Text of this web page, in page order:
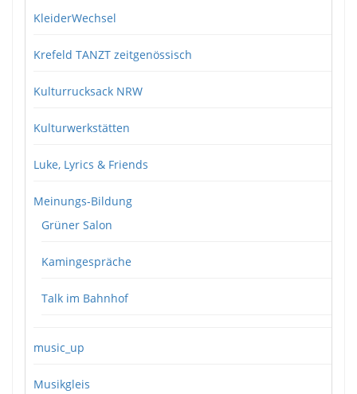
KleiderWechsel
Krefeld TANZT zeitgenössisch
Kulturrucksack NRW
Kulturwerkstätten
Luke, Lyrics & Friends
Meinungs-Bildung
Grüner Salon
Kamingespräche
Talk im Bahnhof
music_up
Musikgleis